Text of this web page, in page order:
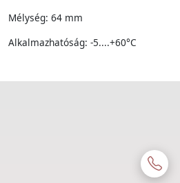
Mélység: 64 mm
Alkalmazhatóság: -5....+60°C